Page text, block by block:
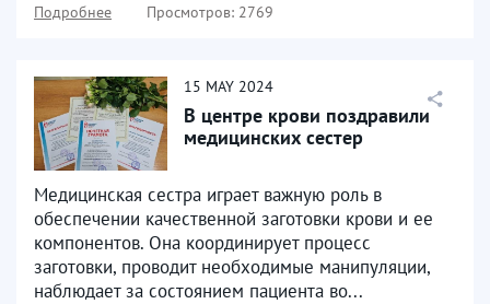
Подробнее Просмотров: 2769
15 MAY 2024
В центре крови поздравили
медицинских сестер
Медицинская сестра играет важную роль в
обеспечении качественной заготовки крови и ее
компонентов. Она координирует процесс
заготовки, проводит необходимые манипуляции,
наблюдает за состоянием пациента во...